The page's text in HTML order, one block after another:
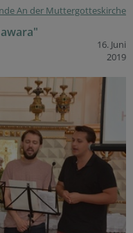
An der Muttergotteskirche
16. Juni
2019